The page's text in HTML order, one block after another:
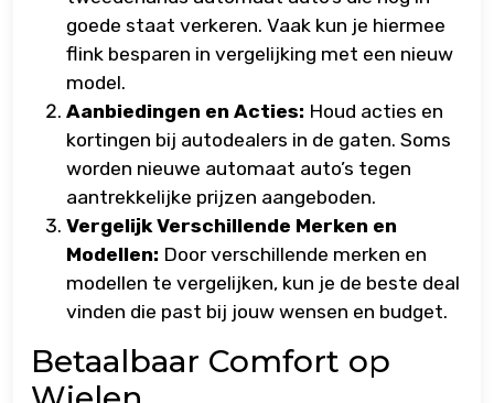
goede staat verkeren. Vaak kun je hiermee
flink besparen in vergelijking met een nieuw
model.
Aanbiedingen en Acties: Houd acties en
kortingen bij autodealers in de gaten. Soms
worden nieuwe automaat auto’s tegen
aantrekkelijke prijzen aangeboden.
Vergelijk Verschillende Merken en
Modellen: Door verschillende merken en
modellen te vergelijken, kun je de beste deal
vinden die past bij jouw wensen en budget.
Betaalbaar Comfort op